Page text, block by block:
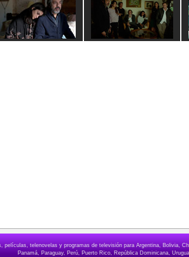
películas, telenovelas y programas de televisión para Argentina,
Panamá, Paraguay, Perú, Puerto Rico, República Dominicana,